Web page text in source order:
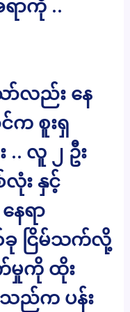
ာကို ..
လည်း နေ
က စူးရှ
လူ ၂ ဦး
း နှင့်
ေရာ
ခု ငြိမ်သက်လို့
မှုကို ထိုး
ည်က ပန်း